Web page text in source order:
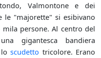
Valmontone e dei
le "majorette" si esibivano
persone. Al centro del
gigantesca bandiera
loscudetto tricolore. Erano